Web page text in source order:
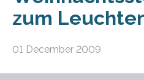
zum
01 December 2009